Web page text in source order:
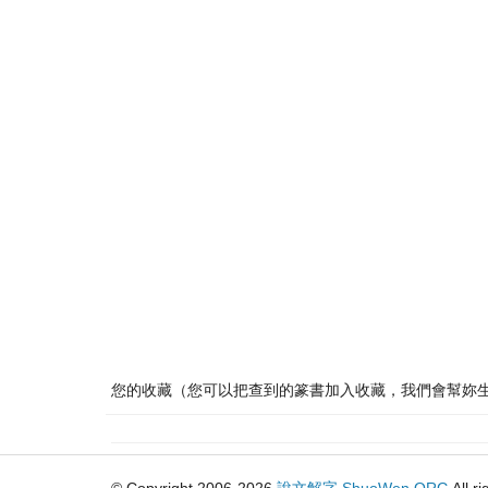
您的收藏（您可以把查到的篆書加入收藏，我們會幫妳